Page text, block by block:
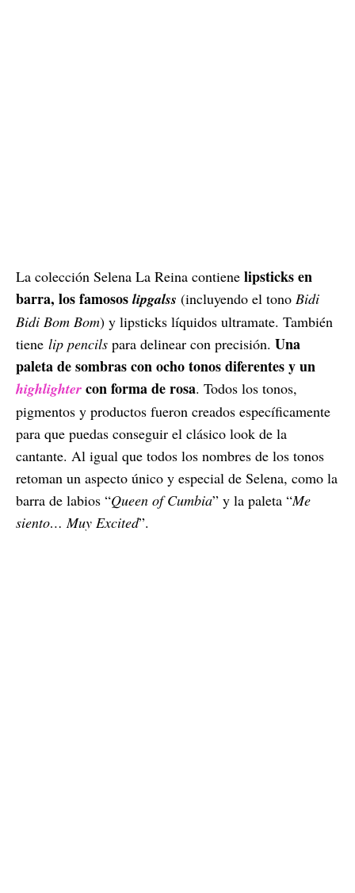
La colección Selena La Reina contiene lipsticks en
barra, los famosos lipgalss (incluyendo el tono Bidi
Bidi Bom Bom) y lipsticks líquidos ultramate. También
tiene lip pencils para delinear con precisión. Una
paleta de sombras con ocho tonos diferentes y un
highlighter con forma de rosa. Todos los tonos,
pigmentos y productos fueron creados específicamente
para que puedas conseguir el clásico look de la
cantante. Al igual que todos los nombres de los tonos
retoman un aspecto único y especial de Selena, como la
barra de labios “Queen of Cumbia” y la paleta “Me
siento… Muy Excited”.